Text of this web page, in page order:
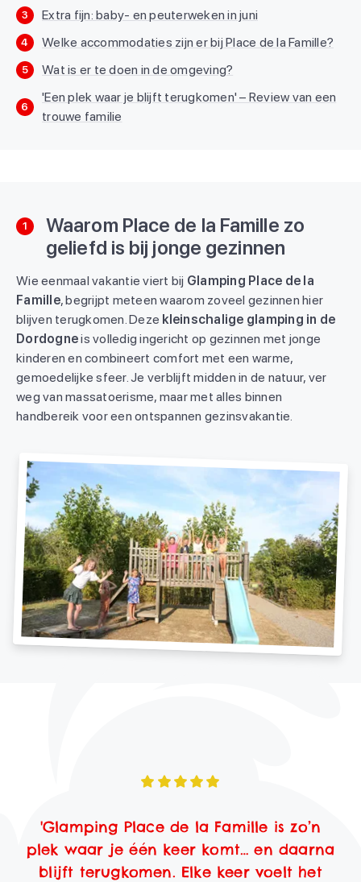
3 Extra fijn: baby- en peuterweken in juni
4 Welke accommodaties zijn er bij Place de la Famille?
5 Wat is er te doen in de omgeving?
6
'Een plek waar je blijft terugkomen' – Review van een
trouwe familie
1
Waarom Place de la Famille zo
geliefd is bij jonge gezinnen
Wie eenmaal vakantie viert bij Glamping Place de la
Famille, begrijpt meteen waarom zoveel gezinnen hier
blijven terugkomen. Deze kleinschalige glamping in de
Dordogneis volledig ingericht op gezinnen met jonge
kinderen en combineert comfort met een warme,
gemoedelijke sfeer. Je verblijft midden in de natuur, ver
weg van massatoerisme, maar met alles binnen
handbereik voor een ontspannen gezinsvakantie.
'Glamping Place de la Famille is zo’n
plek waar je één keer komt… en daarna
blijft terugkomen. Elke keer voelt het